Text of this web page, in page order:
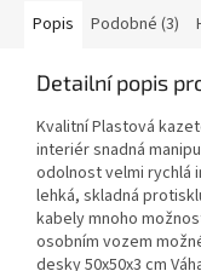
Popis Podobné (3)
Detailní popis
Kvalitní Plastová
interiér snadná
odolnost velmi rychlá
lehká, skladná
kabely mnoho
osobním vozem
desky 50x50x3 cm